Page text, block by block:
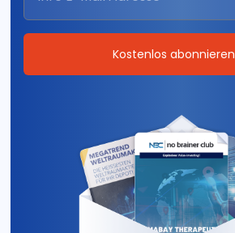
Kostenlos abonnieren